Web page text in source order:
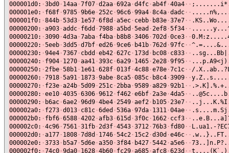
000001d0: ·3bd0 · 14aa ·7f07 ·d2aa ·692a ·d4fc ·ab4f ·40a4 · ·
000001e0: · f68f ·9785 ·9b6e ·252c ·96c6 ·99a4 ·8c4a ·dadc · ·
000001f0: ·844b ·53d3 · 1e57 ·6f8d ·a5ec · cebb · b83e ·37e7 · ·
00000200: ·a903 ·addc · f6dd ·7988 ·a5bd ·5ead ·2ef8 ·5f34 · ·
00000210: ·3090 ·4d3a ·7aba · f4ba · b8b8 ·3406 ·702d ·0ce3 · ·
00000220: ·5eeb ·3dd5 ·d7bf ·ed26 ·9ce6 · b41b ·762d ·97fc · ·
00000230: ·94e4 ·7367 · cbdd ·eb42 ·627c · 173d · bc08 · c833 · ·
00000240: · f904 · 1270 ·aa41 ·393c ·6a29 · 1465 ·2e28 ·9f95 · ·
00000250: ·2fbe ·58b1 · 1e61 ·628f ·013f ·4c88 ·e78e ·7c1c · · /
00000260: ·7918 ·5a91 · 1873 ·9abe ·8ca5 ·085c · b8c4 ·3909 · ·
00000270: · f23e ·a24b ·5d09 ·251c ·2bba ·9589 ·a829 ·92b1 · ·
00000280: ·ee10 ·4035 ·6306 ·9612 · f462 ·e6bf ·2a3e ·4da5 · ·
00000290: · b6ac ·6ae2 ·96d9 ·4be4 ·2549 ·aef2 · b105 ·23e7 · ·
000002a0: · f273 ·d013 · c81c ·6ded ·536a ·97da · 1311 ·04ae · ·
000002b0: · fbf6 ·6588 ·4202 ·afb3 ·615d ·3f0c · 1662 · ccf3 · ·
000002c0: ·4c96 ·7561 ·31fb ·2d3f ·4543 ·3712 ·76b3 · fd80 · · L.ua1.-
000002d0: ·a177 · 1808 ·7d8d · 1746 ·54c2 · 15c2 ·d30d ·e46c · ·
000002e0: ·3733 · b5a7 ·5d6e ·a350 ·3f84 · b427 ·5442 ·a5e6 · ·
000002f0: ·74c0 ·9da0 · 1628 ·4b60 · fc29 ·a685 ·afc8 ·623d · ·